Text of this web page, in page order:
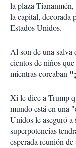
la plaza
la capital, decorada
Estados Unidos.
Al son de una salva
cientos de niños
mientras coreaban
Xi le dice a Trump
mundo está en una
Unidos le aseguró
superpotencias
esperada reunión